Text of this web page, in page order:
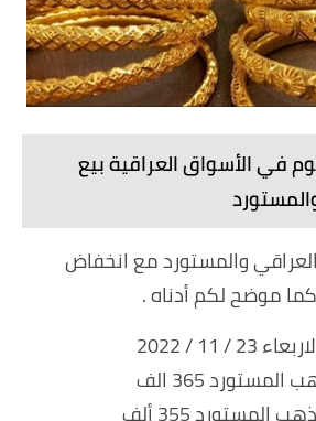
في الأسواق العراقية بيع
والمستورد مع انخفاض
موضح لكم أدناه .
11 / 2022
365 الف